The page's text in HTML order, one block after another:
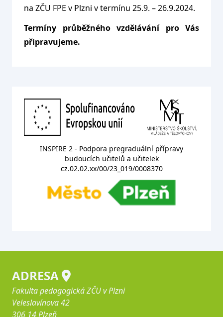
na ZČU FPE v Plzni v termínu 25.9. – 26.9.2024.
Termíny průběžného vzdělávání pro Vás
připravujeme.
INSPIRE 2 - Podpora pregraduální přípravy
budoucích učitelů a učitelek
cz.02.02.xx/00/23_019/0008370
ADRESA
Fakulta pedagogická ZČU v Plzni
Veleslavínova 42
306 14 Plzeň